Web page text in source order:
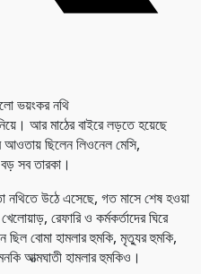
আর মাঠের বাইরে লড়তে হয়েছে
আওতায় ছিলেন লিওনেল মেসি,
সব তারকা।
নথিতে উঠে এসেছে, গত মাসে শেষ হওয়া
রেফারি ও কর্মকর্তাদের ঘিরে
বোমা হামলার হুমকি, মৃত্যুর হুমকি,
আত্মঘাতী হামলার হুমকিও।